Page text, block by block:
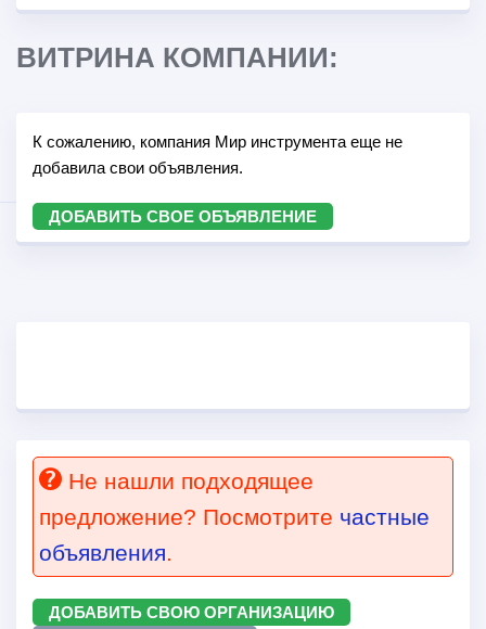
ВИТРИНА КОМПАНИИ:
К сожалению, компания Мир инструмента еще не
добавила свои объявления.
ДОБАВИТЬ СВОЕ ОБЪЯВЛЕНИЕ
Не нашли подходящее
предложение? Посмотрите частные
объявления.
ДОБАВИТЬ СВОЮ ОРГАНИЗАЦИЮ